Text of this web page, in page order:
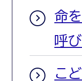
命
呼
こ